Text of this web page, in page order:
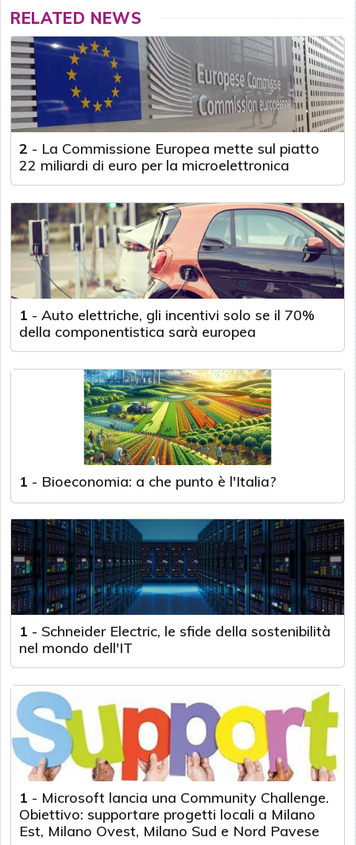
RELATED NEWS
2 - La Commissione Europea mette sul piatto
22 miliardi di euro per la microelettronica
1 - Auto elettriche, gli incentivi solo se il 70%
della componentistica sarà europea
1 - Bioeconomia: a che punto è l'Italia?
1 - Schneider Electric, le sfide della sostenibilità
nel mondo dell'IT
1 - Microsoft lancia una Community Challenge.
Obiettivo: supportare progetti locali a Milano
Est, Milano Ovest, Milano Sud e Nord Pavese